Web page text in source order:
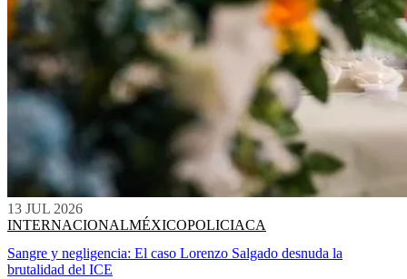
13 JUL 2026
INTERNACIONALMÉXICOPOLICIACA
Sangre y negligencia: El caso Lorenzo Salgado desnuda la
brutalidad del ICE